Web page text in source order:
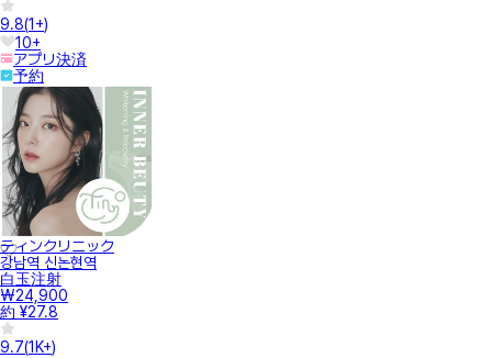
9.8(1+)
10+
アプリ決済
予約
ティンクリニック
강남역 신논현역
白玉注射
₩24,900
約 ¥27.8
9.7(1K+)